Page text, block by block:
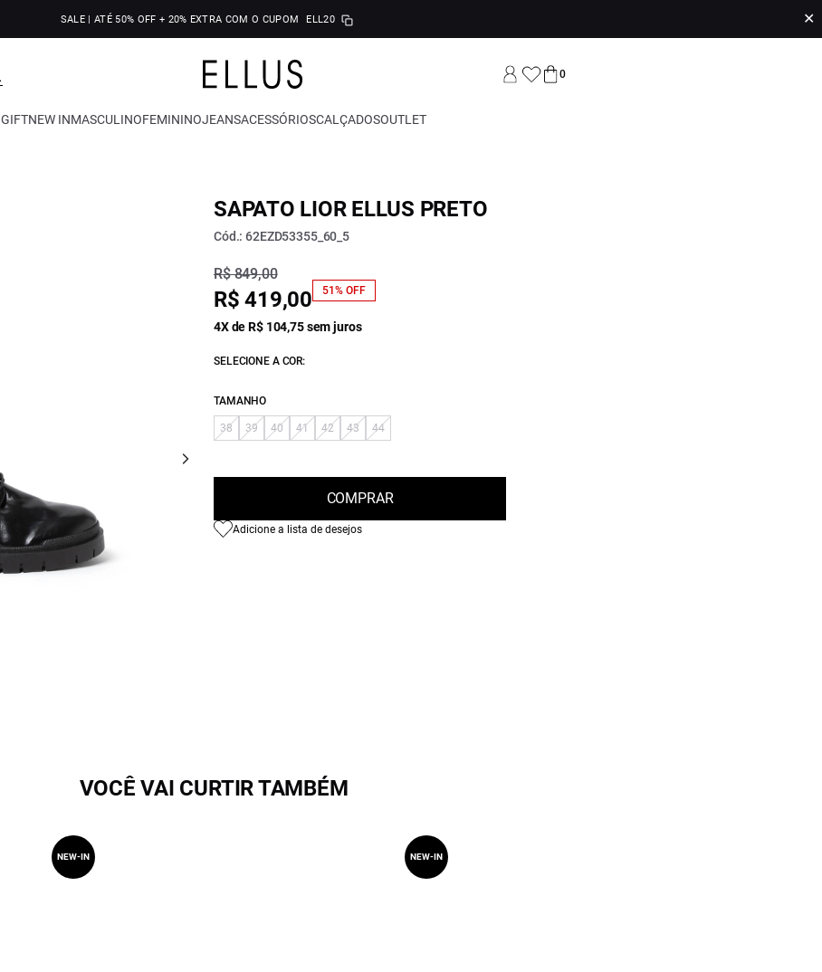
SALE | ATÉ 50% OFF + 20% EXTRA COM O CUPOM ELL20 ✕
0
GIFTNEW INMASCULINOFEMININOJEANSACESSÓRIOSCALÇADOSOUTLET
SAPATO LIOR ELLUS PRETO
Cód.: 62EZD53355_60_5
R$ 849,00
R$ 419,00 51% OFF
4X de R$ 104,75 sem juros
SELECIONE A COR:
TAMANHO
38 39 40 41 42 43 44
COMPRAR
Adicione a lista de desejos
VOCÊ VAI CURTIR TAMBÉM
NEW-IN NEW-IN